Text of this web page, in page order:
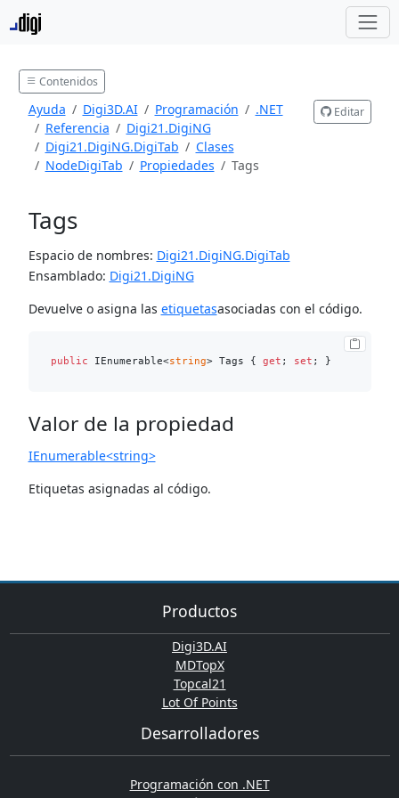
Contenidos
Ayuda Digi3D.AI Programación
.NET
Referencia
Digi21.DigiNG
Digi21.DigiNG.DigiTab
Clases
NodeDigiTab
Propiedades Tags
Editar
Tags
Espacio de nombres: Digi21.DigiNG.DigiTab
Ensamblado: Digi21.DigiNG
Devuelve o asigna las etiquetasasociadas con el código.
public IEnumerable<string> Tags { get ; set
Valor de la propiedad
IEnumerable<string>
Etiquetas asignadas al código.
Productos
Digi3D.AI
MDTopX
Topcal21
Lot Of Points
Desarrolladores
Programación con .NET